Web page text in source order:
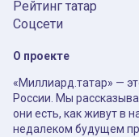
Рейтинг татар
Соцсети
О проекте
«Миллиард.татар» —
России. Мы
они есть, как живут в
недалеком будущем